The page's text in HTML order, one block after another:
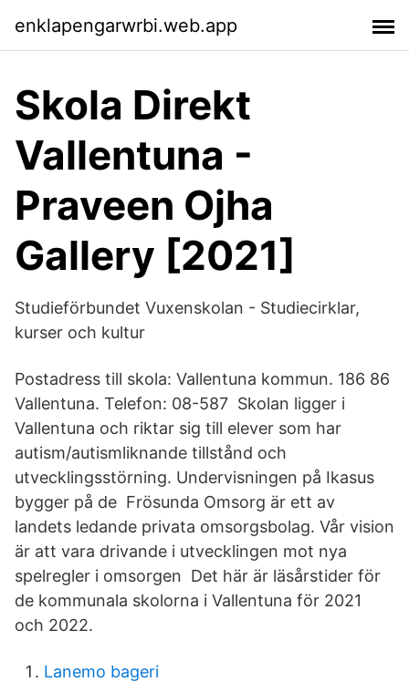
enklapengarwrbi.web.app
Skola Direkt
Vallentuna -
Praveen Ojha
Gallery [2021]
Studieförbundet Vuxenskolan - Studiecirklar,
kurser och kultur
Postadress till skola: Vallentuna kommun. 186 86
Vallentuna. Telefon: 08-587 Skolan ligger i
Vallentuna och riktar sig till elever som har
autism/autismliknande tillstånd och
utvecklingsstörning. Undervisningen på Ikasus
bygger på de Frösunda Omsorg är ett av
landets ledande privata omsorgsbolag. Vår vision
är att vara drivande i utvecklingen mot nya
spelregler i omsorgen Det här är läsårstider för
de kommunala skolorna i Vallentuna för 2021
och 2022.
Lanemo bageri